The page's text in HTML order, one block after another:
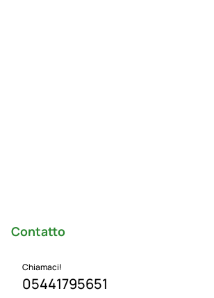
Contatto
Chiamaci!
05441795651